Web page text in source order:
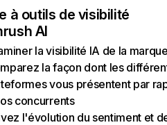
à outils de visibilité
AI
la visibilité IA de la
la façon dont les
vous présentent par
concurrents
l'évolution du sentiment et